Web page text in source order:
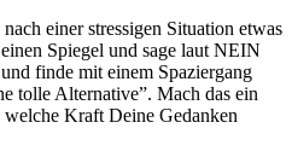
einer stressigen Situation etwas
Spiegel und sage laut NEIN
finde mit einem Spaziergang
tolle Alternative”. Mach das ein
Kraft Deine Gedanken